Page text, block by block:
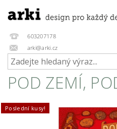
603207178
arki@arki.cz
POD ZEMÍ,
Poslední kusy!